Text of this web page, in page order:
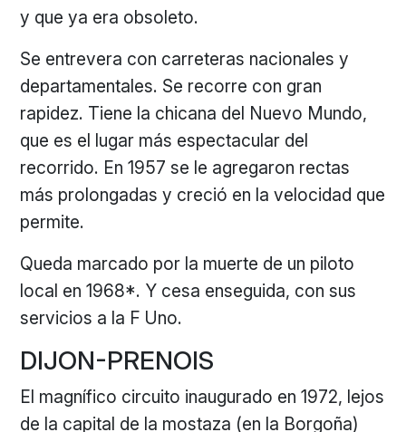
y que ya era obsoleto.
Se entrevera con carreteras nacionales y
departamentales. Se recorre con gran
rapidez. Tiene la chicana del Nuevo Mundo,
que es el lugar más espectacular del
recorrido. En 1957 se le agregaron rectas
más prolongadas y creció en la velocidad que
permite.
Queda marcado por la muerte de un piloto
local en 1968*. Y cesa enseguida, con sus
servicios a la F Uno.
DIJON-PRENOIS
El magnífico circuito inaugurado en 1972, lejos
de la capital de la mostaza (en la Borgoña)